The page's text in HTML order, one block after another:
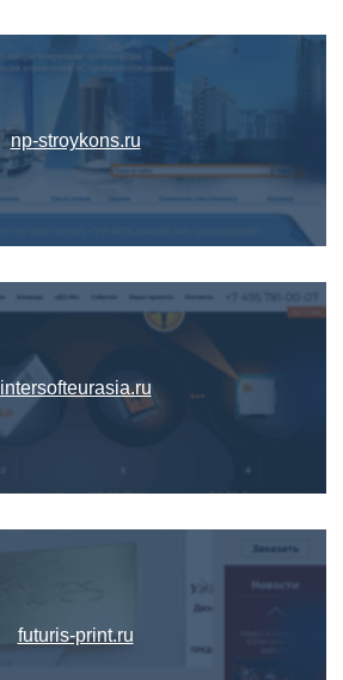
np-stroykons.ru
intersofteurasia.ru
futuris-print.ru